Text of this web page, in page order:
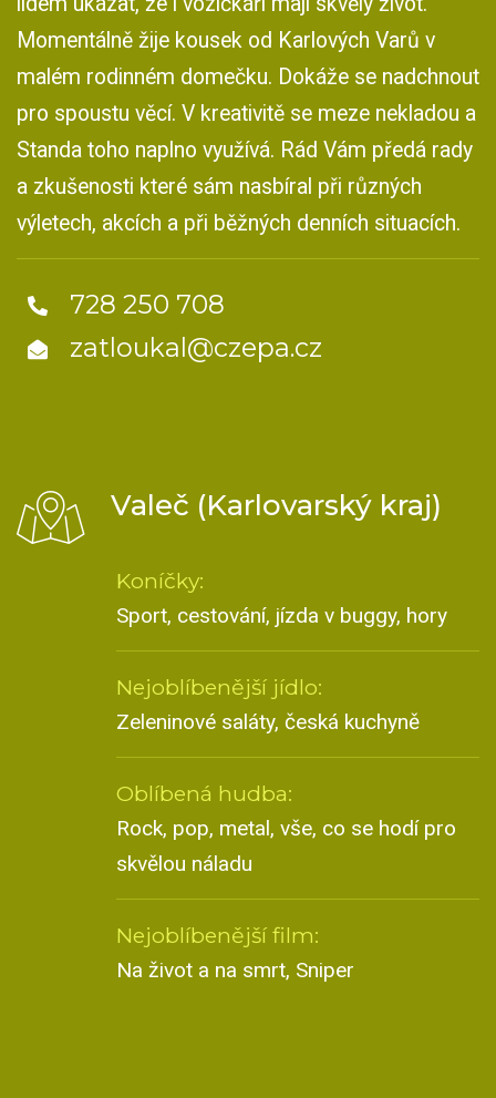
Momentálně žije kousek od Karlových Varů v
malém rodinném domečku. Dokáže se nadchnout
pro spoustu věcí. V kreativitě se meze nekladou a
Standa toho naplno využívá. Rád Vám předá rady
a zkušenosti které sám nasbíral při různých
výletech, akcích a při běžných denních situacích.
728 250 708
zatloukal@czepa.cz
Valeč (Karlovarský kraj)
Koníčky:
Sport, cestování, jízda v buggy, hory
Nejoblíbenější jídlo:
Zeleninové saláty, česká kuchyně
Oblíbená hudba:
Rock, pop, metal, vše, co se hodí pro
skvělou náladu
Nejoblíbenější film:
Na život a na smrt, Sniper